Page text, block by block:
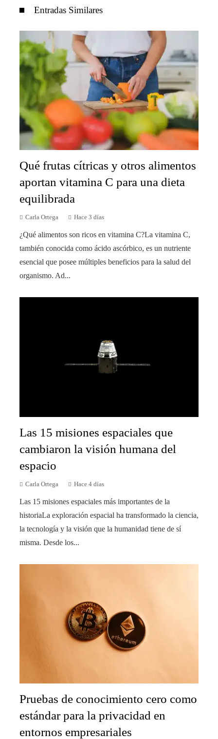
Entradas Similares
Qué frutas cítricas y otros alimentos
aportan vitamina C para una dieta
equilibrada
Carla Ortega Hace 3 días
¿Qué alimentos son ricos en vitamina C?La vitamina C,
también conocida como ácido ascórbico, es un nutriente
esencial que posee múltiples beneficios para la salud del
organismo. Ad...
Las 15 misiones espaciales que
cambiaron la visión humana del
espacio
Carla Ortega Hace 4 días
Las 15 misiones espaciales más importantes de la
historiaLa exploración espacial ha transformado la ciencia,
la tecnología y la visión que la humanidad tiene de sí
misma. Desde los...
Pruebas de conocimiento cero como
estándar para la privacidad en
entornos empresariales